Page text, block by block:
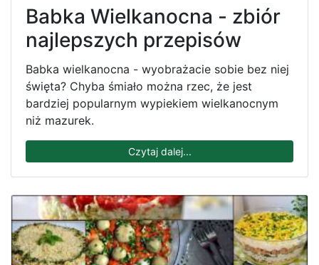
Babka Wielkanocna - zbiór
najlepszych przepisów
Babka wielkanocna - wyobrażacie sobie bez niej
święta? Chyba śmiało można rzec, że jest
bardziej popularnym wypiekiem wielkanocnym
niż mazurek.
Czytaj dalej...